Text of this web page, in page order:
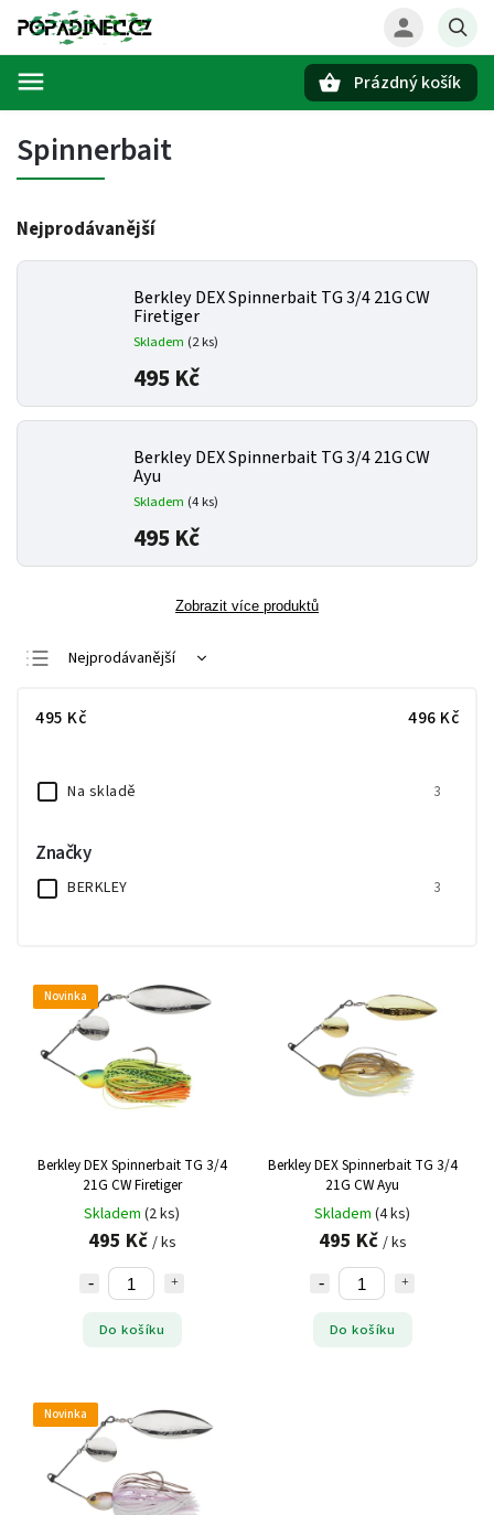
Prázdný košík
Spinnerbait
Nejprodávanější
Berkley DEX Spinnerbait TG 3/4 21G CW
Firetiger
Skladem (2 ks)
495 Kč
Berkley DEX Spinnerbait TG 3/4 21G CW
Ayu
Skladem (4 ks)
495 Kč
Zobrazit více produktů
Nejprodávanější
Nejdražší
495 Kč 496 Kč
Na skladě 3
Značky
BERKLEY 3
Novinka
Berkley DEX Spinnerbait TG 3/4
21G CW Firetiger
Skladem (2 ks)
495 Kč / ks
Do košíku
Berkley DEX Spinnerbait TG 3/4
21G CW Ayu
Skladem (4 ks)
495 Kč / ks
Do košíku
Novinka